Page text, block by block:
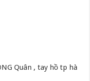
Quân , tay hồ tp hà